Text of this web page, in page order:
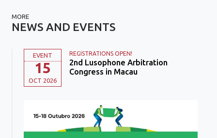
MORE
NEWS AND EVENTS
EVENT
15
OCT 2026
REGISTRATIONS OPEN!
2nd Lusophone Arbitration
Congress in Macau